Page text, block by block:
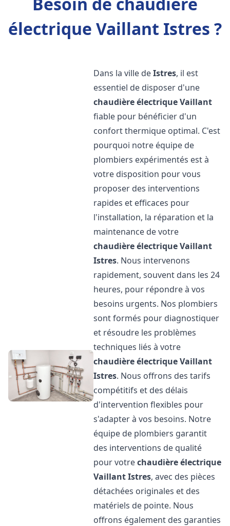
électrique Vaillant Istres ?
Dans la ville deIstres, il est
essentiel de disposer d'une
chaudière électrique Vaillant
fiable pour bénéficier d'un
confort thermique optimal. C'est
pourquoi notre équipe de
plombiers expérimentés est à
votre disposition pour vous
proposer des interventions
rapides et efficaces pour
l'installation, la réparation et la
maintenance de votre
chaudière électrique Vaillant
Istres. Nous intervenons
rapidement, souvent dans les 24
heures, pour répondre à vos
besoins urgents. Nos plombiers
sont formés pour diagnostiquer
et résoudre les problèmes
techniques liés à votre
chaudière électrique Vaillant
Istres. Nous offrons des tarifs
compétitifs et des délais
d'intervention flexibles pour
s'adapter à vos besoins. Notre
équipe de plombiers garantit
des interventions de qualité
pour votrechaudière électrique
VaillantIstres, avec des pièces
détachées originales et des
matériels de pointe. Nous
offrons également des garanties